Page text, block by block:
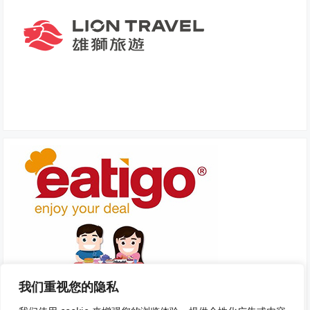
我们重视您的隐私